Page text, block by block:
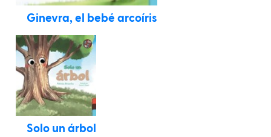
Ginevra, el bebé arcoíris
Solo un árbol